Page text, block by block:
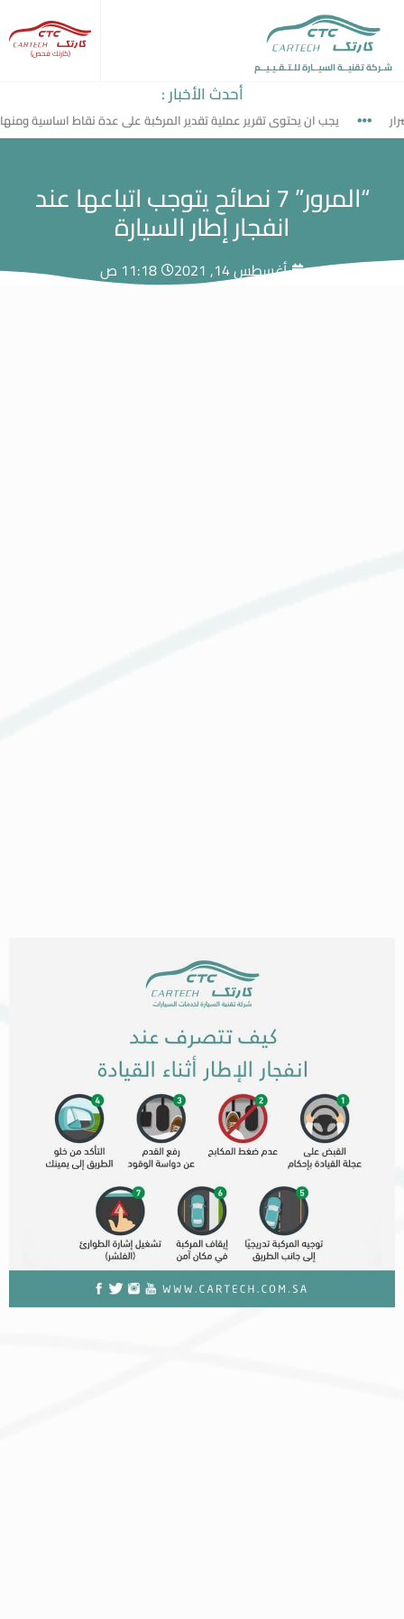
شـركة تقنيــة السيــارة للـتـقـيـيــم
(كارتك فحص)
أحدث الأخبار :
يجب ان يحتوى تقرير عملية تقدير المركبة على عدة نقاط اساسية ومنها
“المرور” 7 نصائح يتوجب اتباعها عند
انفجار إطار السيارة
أغسطس 14, 2021 11:18 ص